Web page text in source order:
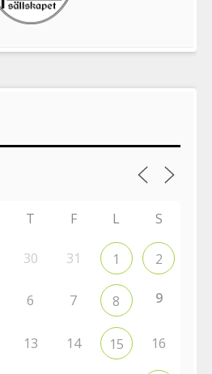
T F L S
30 31 1 2
6 7 8 9
13 14 15 16